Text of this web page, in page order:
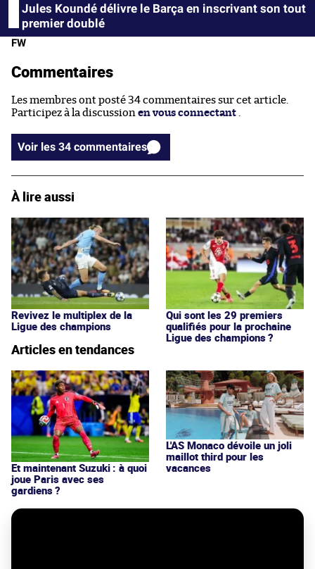
Jules Koundé délivre le Barça en inscrivant son tout
premier doublé
FW
Commentaires
Les membres ont posté 34 commentaires sur cet article.
Participez à la discussion en vous connectant
Voir les 34 commentaires
À lire aussi
Revivez le multiplex de la
Ligue des champions
Qui sont les 29 premiers
qualifiés pour la prochaine
Ligue des champions ?
Articles en tendances
Et maintenant Suzuki : à quoi
joue Paris avec ses
gardiens ?
L'AS Monaco dévoile un joli
maillot third pour les
vacances